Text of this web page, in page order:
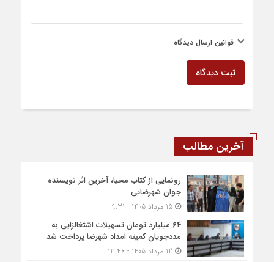
قوانین ارسال دیدگاه
ثبت دیدگاه
آخرین مطالب
رونمایی از کتاب محیا، آخرین اثر نویسنده
جوان شهرضایی
15 مرداد 1405 - 9:31
۶۴ میلیارد تومان تسهیلات اشتغالزایی به
مددجویان کمیته امداد شهرضا پرداخت شد